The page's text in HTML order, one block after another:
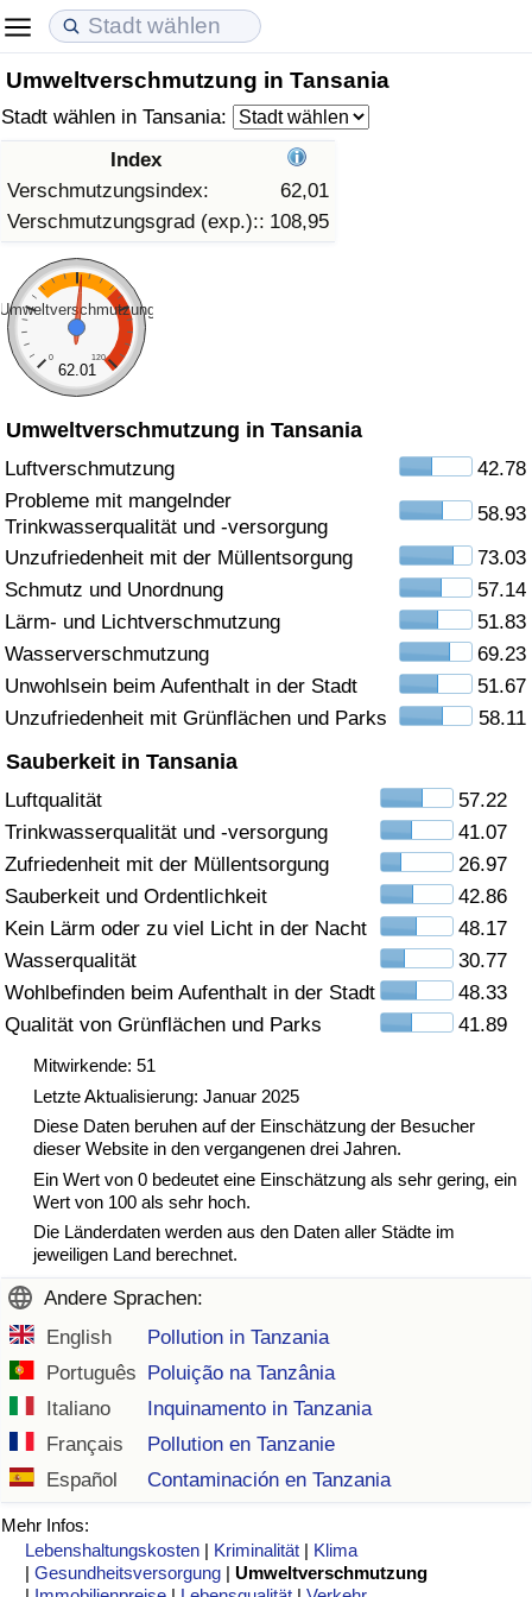
Umweltverschmutzung in Tansania
Stadt wählen in Tansania:
Index
Verschmutzungsindex:
62,01
Verschmutzungsgrad (exp.):: 108,95
Umweltverschmutzung
0 120
62.01
Umweltverschmutzung in Tansania
Luftverschmutzung
42.78
Probleme mit mangelnder
Trinkwasserqualität und -versorgung
58.93
Unzufriedenheit mit der Müllentsorgung
73.03
Schmutz und Unordnung
57.14
Lärm- und Lichtverschmutzung
51.83
Wasserverschmutzung
69.23
Unwohlsein beim Aufenthalt in der Stadt
51.67
Unzufriedenheit mit Grünflächen und Parks
58.11
Sauberkeit in Tansania
Luftqualität
57.22
Trinkwasserqualität und -versorgung
41.07
Zufriedenheit mit der Müllentsorgung
26.97
Sauberkeit und Ordentlichkeit
42.86
Kein Lärm oder zu viel Licht in der Nacht
48.17
Wasserqualität
30.77
Wohlbefinden beim Aufenthalt in der Stadt
48.33
Qualität von Grünflächen und Parks
41.89
Mitwirkende: 51
Letzte Aktualisierung: Januar 2025
Diese Daten beruhen auf der Einschätzung der Besucher
dieser Website in den vergangenen drei Jahren.
Ein Wert von 0 bedeutet eine Einschätzung als sehr gering, ein
Wert von 100 als sehr hoch.
Die Länderdaten werden aus den Daten aller Städte im
jeweiligen Land berechnet.
Andere Sprachen:
English
Pollution in Tanzania
Português Poluição na Tanzânia
Italiano
Inquinamento in Tanzania
Français
Pollution en Tanzanie
Español
Contaminación en Tanzania
Mehr Infos:
Lebenshaltungskosten | Kriminalität | Klima
|Gesundheitsversorgung |Umweltverschmutzung
Lebenshaltungskosten
Lebenshaltungskosten-Index (aktuell)
Lebenshaltungskosten-Index
Lebenshaltungskosten-Index nach Land
in Akaba
Immobilienpreise
Immobilienpreis-Index (aktuell)
Immobilienpreis-Index
Immobilienpreis-Index nach Land
Lebensqualität
Lebensqualität-Index
Lebensqualität-Index (aktuell)
Lebensqualitätsindex nach Land
Kriminalität
Kriminalitäts-Index (aktuell)
Kriminalitätsindex nach Land
Gesundheitsversorgungs-Index (aktuell)
Gesundheitsversorgungs-Index
Gesundheitsversorgungs-Index nach Land
Umweltverschmutzung
Umweltverschmutzungs-Index (aktuell)
Verschmutzungsindex
Umweltverschmutzungs-Index nach Land
Verkehr
Verkehrs-Index
Verkehrs-Index (aktuell)
Verkehrs-Index nach Land